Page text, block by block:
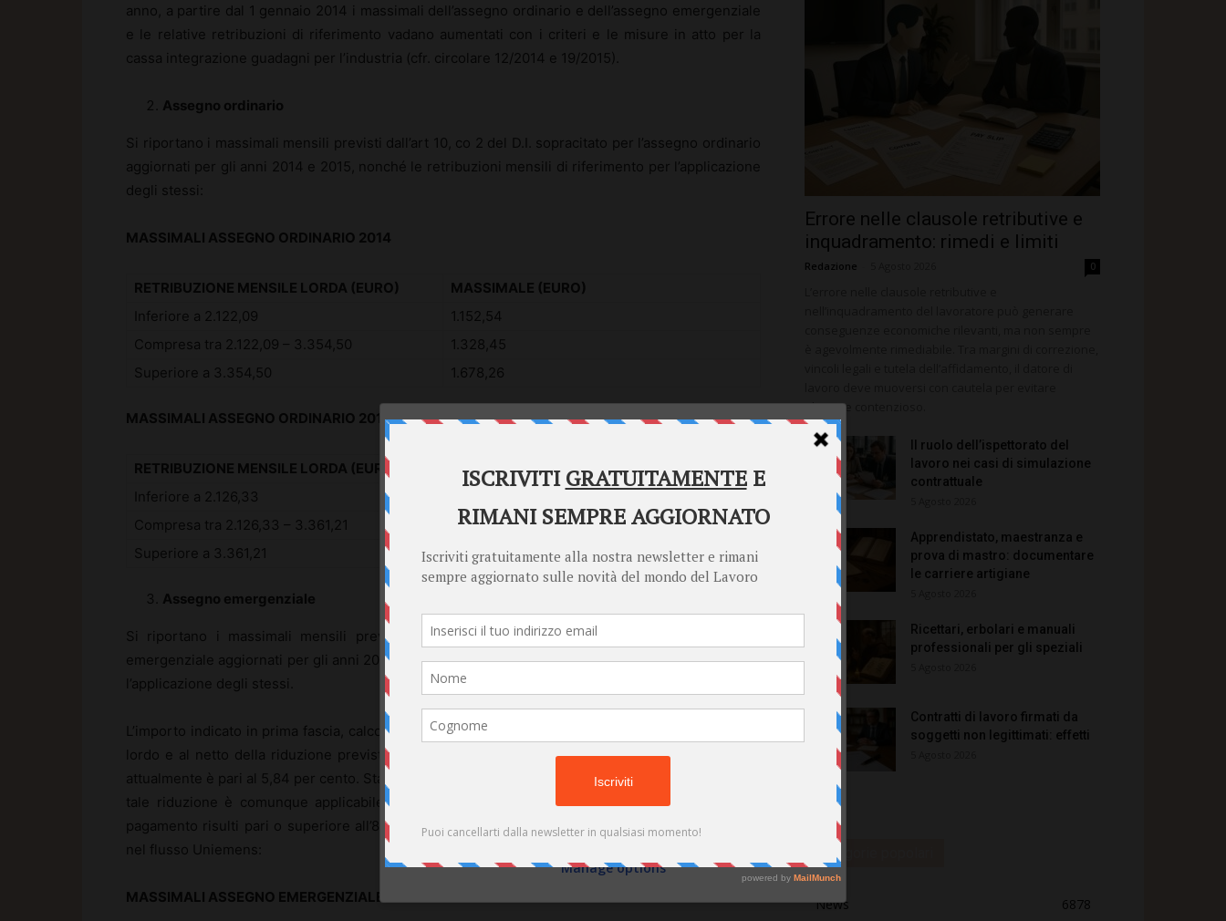
anno, a partire dal 1 gennaio 2014 i massimali dell’assegno ordinario e dell’assegno emergenziale
e le relative retribuzioni di riferimento vadano aumentati con i criteri e le misure in atto per la
cassa integrazione guadagni per l’industria (cfr. circolare 12/2014 e 19/2015).
Assegno ordinario
Si riportano i massimali mensili previsti dall’art 10, co 2 del D.I. sopracitato per l’assegno ordinario
aggiornati per gli anni 2014 e 2015, nonché le retribuzioni mensili di riferimento per l’applicazione
degli stessi:
MASSIMALI ASSEGNO ORDINARIO 2014
RETRIBUZIONE MENSILE LORDA (EURO)
MASSIMALE (EURO)
Inferiore a 2.122,09
1.152,54
Compresa tra 2.122,09 – 3.354,50
1.328,45
Superiore a 3.354,50
1.678,26
MASSIMALI ASSEGNO ORDINARIO 2015
RETRIBUZIONE MENSILE LORDA (EURO)
MASSIMALE (EURO)
Inferiore a 2.126,33
Compresa tra 2.126,33 – 3.361,21
1.331,11
Superiore a 3.361,21
1.681,62
Assegno emergenziale
Si riportano i massimali mensili previsti dall’art 12, co 3 del D.I. sopracitato per l’assegno
emergenziale aggiornati per gli anni 2014 e 2015, nonché le retribuzioni mensili di riferimento per
l’applicazione degli stessi.
L’importo indicato in prima fascia, calcolato sull’80% della retribuzione lorda mensile, è indicato al
lordo e al netto della riduzione prevista dall’articolo 26 della legge 28 febbraio 1986, n. 41, che
attualmente è pari al 5,84 per cento. Stante il disposto normativo di cui all’art. 12, comma 3, lett. a),
tale riduzione è comunque applicabile esclusivamente nell’eventualità in cui la prestazione in
pagamento risulti pari o superiore all’80 per cento della retribuzione teorica indicata dall’azienda
nel flusso Uniemens:
MASSIMALI ASSEGNO EMERGENZIALE 2014
Errore nelle clausole retributive e
inquadramento: rimedi e limiti
Redazione 0
ulteriore contenzioso.
Il ruolo dell’ispettorato del
lavoro nei casi di simulazione
contrattuale
Apprendistato, maestranza e
prova di mastro: documentare
le carriere artigiane
Ricettari, erbolari e manuali
professionali per gli speziali
Contratti di lavoro firmati da
soggetti non legittimati: effetti
News
6878
Diritto Lavoro asks for your consent to use your
personal data for the following purposes:
Personalised advertising and content, advertising and content
Store and/or access information on a device
Learn more
Your personal data will be processed and information from your device
(cookies, unique identifiers, and other device data) may be stored by,
accessed by and shared with 681 partners, or used specifically by this
site. We and our partners may use precise geolocation data.List of
partners.
Some vendors may process your personal data on the basis of legitimate
interest, which you can object to by managing your options below. Look
for a link at the bottom of this page or in the site menu to manage or
withdraw consent in privacy and cookie settings.
Manage options